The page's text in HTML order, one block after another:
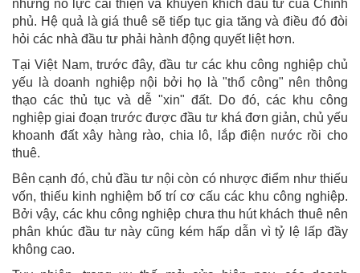
những nỗ lực cải thiện và khuyến khích đầu tư của Chính
phủ. Hệ quả là giá thuê sẽ tiếp tục gia tăng và điều đó đòi
hỏi các nhà đầu tư phải hành động quyết liệt hơn.
Tại Việt Nam, trước đây, đầu tư các khu công nghiệp chủ
yếu là doanh nghiệp nội bởi họ là "thổ công" nên thông
thạo các thủ tục và dễ "xin" đất. Do đó, các khu công
nghiệp giai đoạn trước được đầu tư khá đơn giản, chủ yếu
khoanh đất xây hàng rào, chia lô, lắp điện nước rồi cho
thuê.
Bên cạnh đó, chủ đầu tư nội còn có nhược điểm như thiếu
vốn, thiếu kinh nghiệm bố trí cơ cấu các khu công nghiệp.
Bởi vậy, các khu công nghiệp chưa thu hút khách thuê nên
phân khúc đầu tư này cũng kém hấp dẫn vì tỷ lệ lấp đầy
không cao.